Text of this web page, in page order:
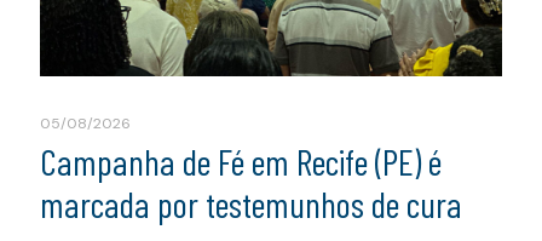
05/08/2026
Campanha de Fé em Recife (PE) é
marcada por testemunhos de cura